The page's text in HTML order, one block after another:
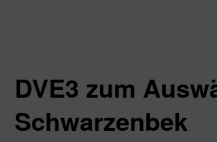
DVE3 zum
Schwarzenbek